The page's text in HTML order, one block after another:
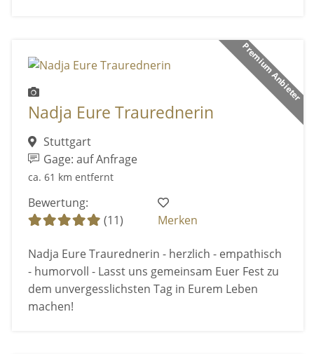
Premium Anbieter
Nadja Eure Traurednerin
Stuttgart
Gage: auf Anfrage
ca. 61 km entfernt
Bewertung:
(11)
Merken
Nadja Eure Traurednerin - herzlich - empathisch
- humorvoll - Lasst uns gemeinsam Euer Fest zu
dem unvergesslichsten Tag in Eurem Leben
machen!